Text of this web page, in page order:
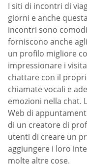
I siti di incontri di
giorni e anche
incontri sono
forniscono anche
un profilo migliore
impressionare i
chattare con il
chiamate vocali e
emozioni nella chat.
Web di
di un creatore di
utenti di creare un
aggiungere i loro
molte altre cose.